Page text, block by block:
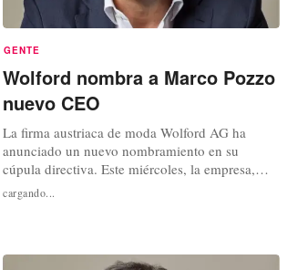
GENTE
Wolford nombra a Marco Pozzo
nuevo CEO
La firma austriaca de moda Wolford AG ha
anunciado un nuevo nombramiento en su
cúpula directiva. Este miércoles, la empresa,
perteneciente al grupo de moda chino Lanvin
Group, ha comunicado que el consejo de
administración con efecto a partir del uno de
cargando...